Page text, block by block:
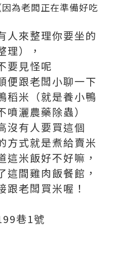
為老闆正在準備好吃
人來整理你要坐的
理），
要見怪呢
便跟老闆小聊一下
稻米（就是養小鴨
灑農藥除蟲）
沒有人要買這個
方式就是煮給賣米
這米飯好不好嘛，
這間雞肉飯餐館，
跟老闆買米喔！
巷1號